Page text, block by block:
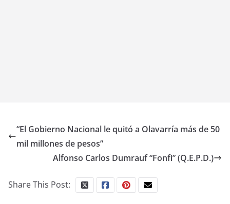
“El Gobierno Nacional le quitó a Olavarría más de 50
mil millones de pesos”
Alfonso Carlos Dumrauf “Fonfi” (Q.E.P.D.)
Share This Post: